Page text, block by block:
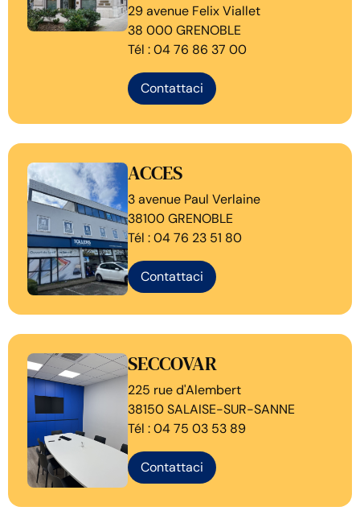
29 avenue Felix Viallet
38 000 GRENOBLE
Tél : 04 76 86 37 00
Contattaci
ACCES
3 avenue Paul Verlaine
38100 GRENOBLE
Tél : 04 76 23 51 80
Contattaci
SECCOVAR
225 rue d'Alembert
38150 SALAISE-SUR-SANNE
Tél : 04 75 03 53 89
Contattaci